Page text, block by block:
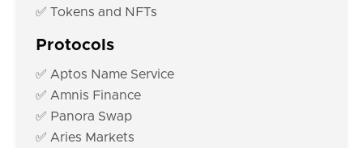
✅ Tokens and NFTs
Protocols
✅ Aptos Name Service
✅ Amnis Finance
✅ Panora Swap
✅ Aries Markets